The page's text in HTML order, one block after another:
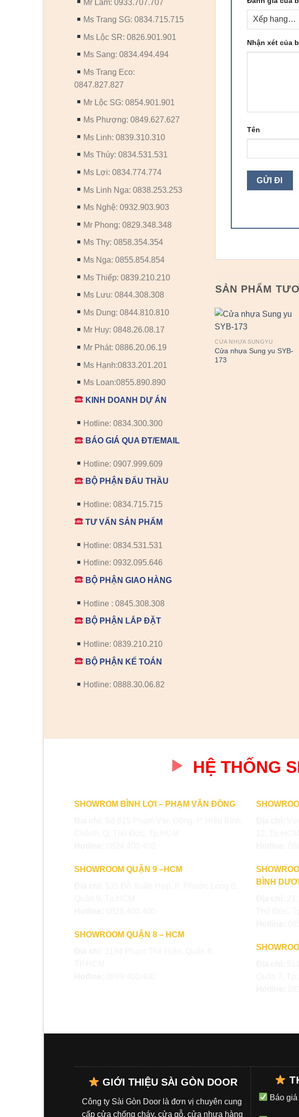
Mr Lãm: 0933.707.707
Ms Trang SG: 0834.715.715
Ms Lộc SR: 0826.901.901
Ms Sang: 0834.494.494
Ms Trang Eco:
0847.827.827
Mr Lộc SG: 0854.901.901
Ms Phượng: 0849.627.627
Ms Linh: 0839.310.310
Ms Thúy: 0834.531.531
Ms Lợi: 0834.774.774
Ms Linh Nga: 0838.253.253
Ms Nghệ: 0932.903.903
Mr Phong: 0829.348.348
Ms Thy: 0858.354.354
Ms Nga: 0855.854.854
Ms Thiếp: 0839.210.210
Ms Lưu: 0844.308.308
Ms Dung: 0844.810.810
Mr Huy: 0848.26.08.17
Mr Phát: 0886.20.06.19
Ms Hạnh:0833.201.201
Ms Loan:0855.890.890
KINH DOANH DỰ ÁN
Hotline: 0834.300.300
BÁO GIÁ QUA ĐT/EMAIL
Hotline: 0907.999.609
BỘ PHẬN ĐẤU THẦU
Hotline: 0834.715.715
TƯ VẤN SẢN PHẨM
Hotline: 0834.531.531
Hotline: 0932.095.646
BỘ PHẬN GIAO HÀNG
Hotline : 0845.308.308
BỘ PHẬN LẮP ĐẶT
Hotline: 0839.210.210
BỘ PHẬN KẾ TOÁN
Hotline: 0888.30.06.82
Nhận xét của
Tên
SẢN PHẨM
CỬA NHỰA SUNGYU
Cửa nhựa Sung yu SYB-
173
HỆ THỐNG
SHOWROM BÌNH LỢI – PHẠM VĂN ĐỒNG
SHOWROOM QUẬN 9 –HCM
SHOWROOM QUẬN 8 – HCM
BÌNH
GIỚI THIỆU SÀI GÒN DOOR
Công ty Sài Gòn Door là đơn vị chuyên cung
cấp cửa chống cháy, cửa gỗ, cửa nhựa hàng
Báo